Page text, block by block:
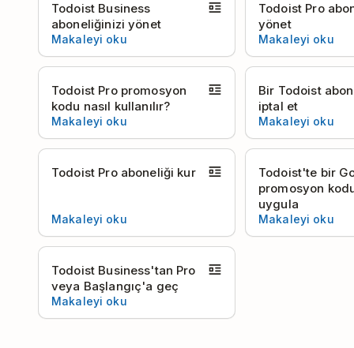
Todoist Business
aboneliğinizi yönet
Makaleyi oku
Todoist Pro
yönet
Makaleyi oku
Todoist Pro promosyon
kodu nasıl kullanılır?
Makaleyi oku
Bir Todoist
iptal et
Makaleyi oku
Todoist Pro aboneliği kur
Makaleyi oku
Todoist'te bir
promosyon
uygula
Makaleyi oku
Todoist Business'tan Pro
veya Başlangıç'a geç
Makaleyi oku